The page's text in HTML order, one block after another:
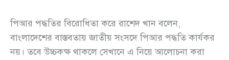
পিআর পদ্ধতির বিরোধিতা করে রাশেদ খান বলেন,
বাংলাদেশের বাস্তবতায় জাতীয় সংসদে পিআর পদ্ধতি কার্যকর
নয়। তবে উচ্চকক্ষ থাকলে সেখানে এ নিয়ে আলোচনা করা